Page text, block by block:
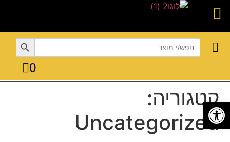
Search
for:
Search Button
0
קטגוריה:
Uncategorized
פתח סרגל נגישות